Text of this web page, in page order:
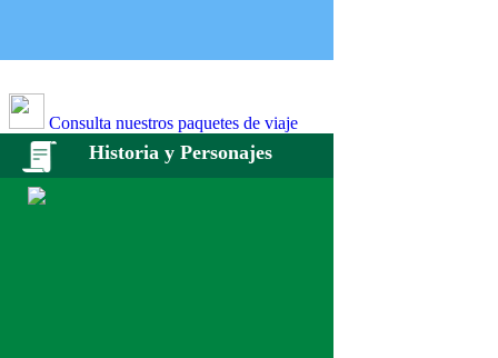
Consulta nuestros paquetes de viaje
Historia y Personajes